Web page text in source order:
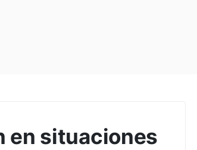
en situaciones